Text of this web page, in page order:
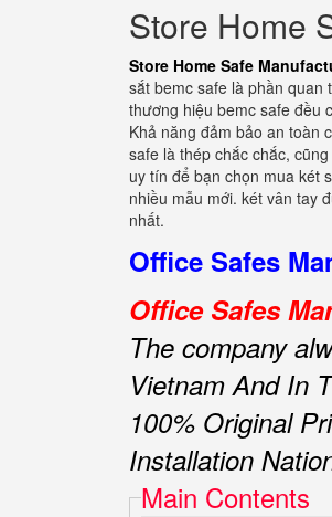
Store Home
Store Home Safe
sắt bemc safe là phần quan
thương hiệu bemc safe đều
Khả năng đảm bảo an toàn
safe là thép chắc chắc,
uy tín để bạn chọn mua két
nhiều mẫu mới. két vân tay
nhất.
Office Safes
Office Safes
The company
Vietnam And In
100% Original
Installation
Main Contents